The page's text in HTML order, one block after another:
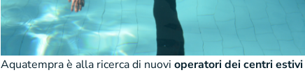
Aquatempra è alla ricerca di nuovi operatori dei centri estivi